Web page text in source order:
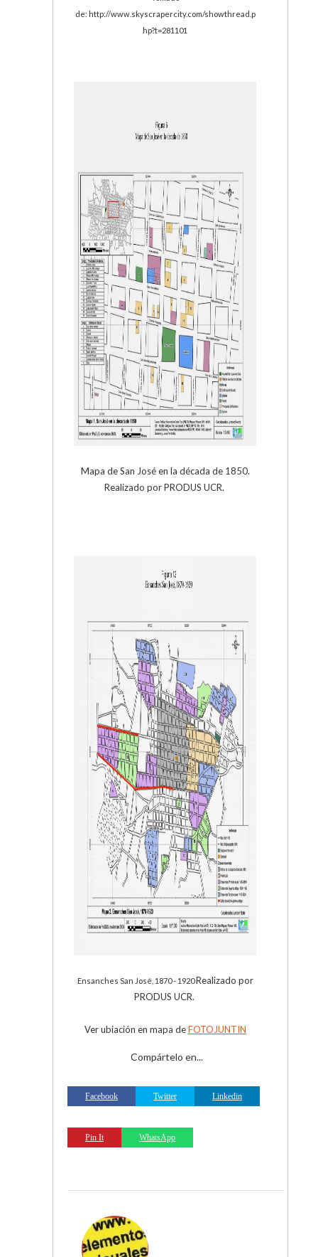
de: http://www.skyscrapercity.com/showthread.p
hp?t=281101
Mapa de San José en la década de 1850.
Realizado por PRODUS UCR.
Ensanches San José, 1870 - 1920Realizado por
PRODUS UCR.
Ver ubiación en mapa deFOTOJUNTIN
Compártelo en...
Facebook Twitter Linkedin
Pin It WhatsApp